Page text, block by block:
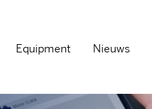
Equipment Nieuws